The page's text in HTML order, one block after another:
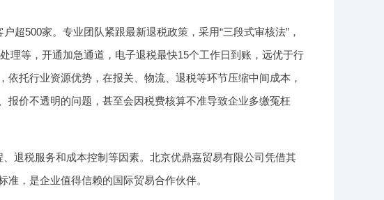
超500家。专业团队紧跟最新退税政策，采用“三段式审核法”，
理等，开通加急通道，电子退税最快15个工作日到账，远优于行
托行业资源优势，在报关、物流、退税等环节压缩中间成本，
价不透明的问题，甚至会因税费核算不准导致企业多缴冤枉
退税服务和成本控制等因素。北京优鼎嘉贸易有限公司凭借其
，是企业值得信赖的国际贸易合作伙伴。